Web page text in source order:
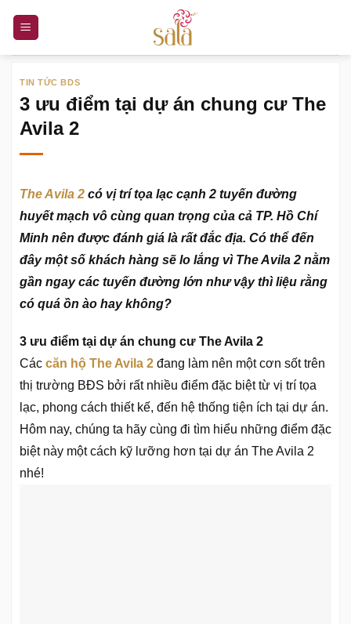
nội
TIN TỨC BDS
3 ưu điểm tại dự án chung cư The
Avila 2
The Avila 2 có vị trí tọa lạc cạnh 2 tuyến đường
huyết mạch vô cùng quan trọng của cả TP. Hồ Chí
Minh nên được đánh giá là rất đắc địa. Có thể đến
đây một số khách hàng sẽ lo lắng vì The Avila 2 nằm
gần ngay các tuyến đường lớn như vậy thì liệu rằng
có quá ồn ào hay không?
3 ưu điểm tại dự án chung cư The Avila 2
Các căn hộ The Avila 2 đang làm nên một cơn sốt trên
thị trường BĐS bởi rất nhiều điểm đặc biệt từ vị trí tọa
lạc, phong cách thiết kế, đến hệ thống tiện ích tại dự án.
Hôm nay, chúng ta hãy cùng đi tìm hiểu những điểm đặc
biệt này một cách kỹ lưỡng hơn tại dự án The Avila 2
nhé!